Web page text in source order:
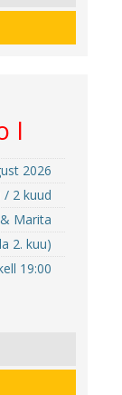
I
2026
/ 2 kuud
Marita
2. kuu)
19:00